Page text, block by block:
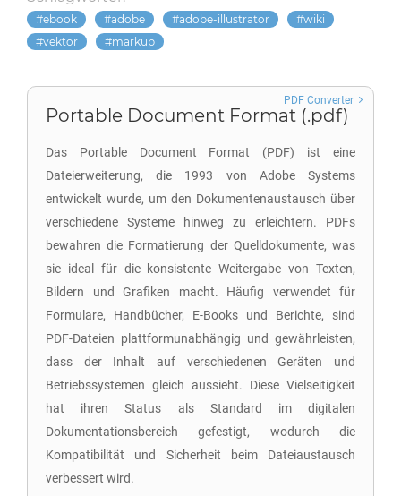
ebook adobe adobe-illustrator
wiki
vektor
markup
Portable Document Format (.pdf)
Das Portable Document Format (PDF) ist eine
Dateierweiterung, die 1993 von Adobe Systems
entwickelt wurde, um den Dokumentenaustausch über
verschiedene Systeme hinweg zu erleichtern. PDFs
bewahren die Formatierung der Quelldokumente, was
sie ideal für die konsistente Weitergabe von Texten,
Bildern und Grafiken macht. Häufig verwendet für
Formulare, Handbücher, E-Books und Berichte, sind
PDF-Dateien plattformunabhängig und gewährleisten,
dass der Inhalt auf verschiedenen Geräten und
Betriebssystemen gleich aussieht. Diese Vielseitigkeit
hat ihren Status als Standard im digitalen
Dokumentationsbereich gefestigt, wodurch die
Kompatibilität und Sicherheit beim Dateiaustausch
verbessert wird.
PDF Converter